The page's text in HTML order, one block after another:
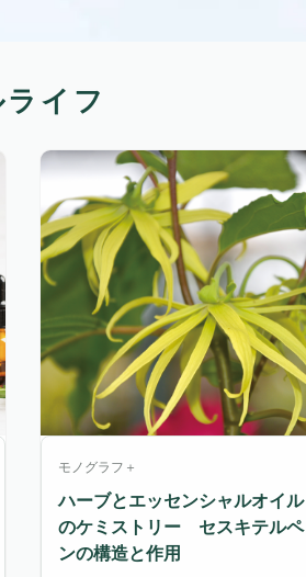
イフ
モノグラフ＋
ハーブとエッセンシャルオイル
のケミストリー セスキテルペ
ンの構造と作用